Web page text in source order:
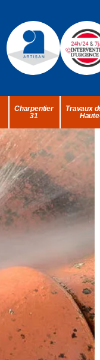
Charpentier
31
Travaux